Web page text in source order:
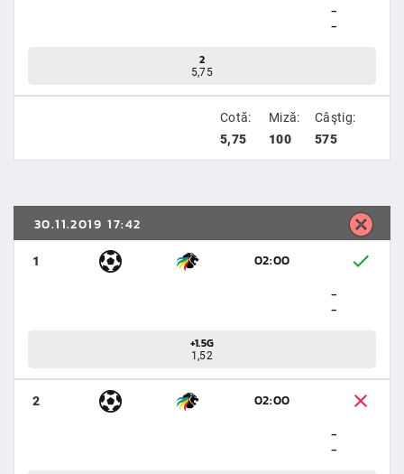
-
-
2
5,75
Cotă:
5,75
Miză:
100
Câştig:
575
30.11.2019 17:42
1
02:00
-
-
+1.5G
1,52
2
02:00
-
-